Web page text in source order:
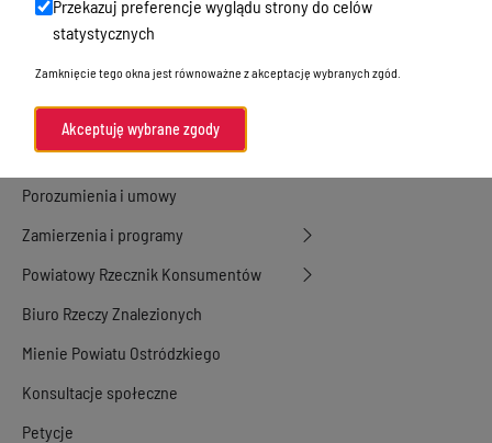
Budżet
Organizacja działania samorządu
powiatowego
Organy Powiatu
Oświadczenia majątkowe
Porozumienia i umowy
Zamierzenia i programy
Powiatowy Rzecznik Konsumentów
Biuro Rzeczy Znalezionych
Mienie Powiatu Ostródzkiego
Konsultacje społeczne
Petycje
Przekazuj preferencje wyglądu strony do celów
statystycznych
Zamknięcie tego okna jest równoważne z akceptację wybranych zgód.
Akceptuję wybrane zgody